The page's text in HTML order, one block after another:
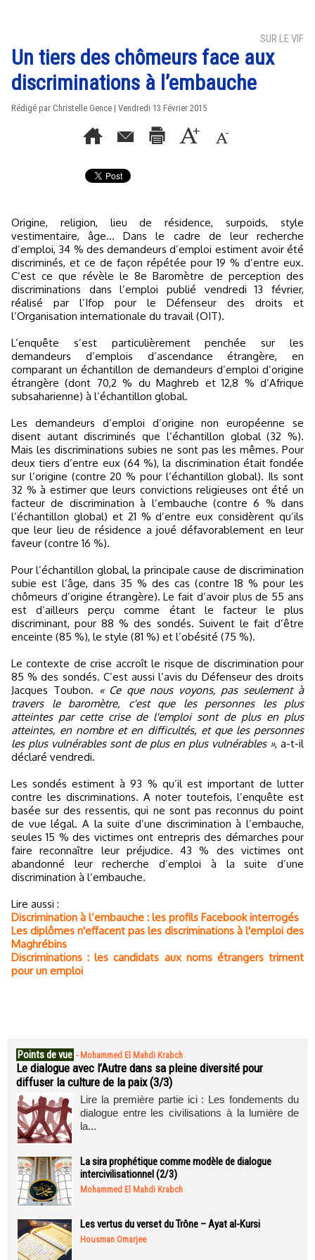
SUR LE VIF
Un tiers des chômeurs face aux
discriminations à l’embauche
Rédigé par Christelle Gence | Vendredi 13 Février 2015
Origine, religion, lieu de résidence, surpoids, style
vestimentaire, âge… Dans le cadre de leur recherche
d’emploi, 34 % des demandeurs d’emploi estiment avoir été
discriminés, et ce de façon répétée pour 19 % d’entre eux.
C’est ce que révèle le 8e Baromètre de perception des
discriminations dans l’emploi publié vendredi 13 février,
réalisé par l’Ifop pour le Défenseur des droits et
l’Organisation internationale du travail (OIT).
L’enquête s’est particulièrement penchée sur les
demandeurs d’emplois d’ascendance étrangère, en
comparant un échantillon de demandeurs d’emploi d’origine
étrangère (dont 70,2 % du Maghreb et 12,8 % d’Afrique
subsaharienne) à l’échantillon global.
Les demandeurs d’emploi d’origine non européenne se
disent autant discriminés que l’échantillon global (32 %).
Mais les discriminations subies ne sont pas les mêmes. Pour
deux tiers d’entre eux (64 %), la discrimination était fondée
sur l’origine (contre 20 % pour l’échantillon global). Ils sont
32 % à estimer que leurs convictions religieuses ont été un
facteur de discrimination à l’embauche (contre 6 % dans
l’échantillon global) et 21 % d’entre eux considèrent qu’ils
que leur lieu de résidence a joué défavorablement en leur
faveur (contre 16 %).
Pour l’échantillon global, la principale cause de discrimination
subie est l’âge, dans 35 % des cas (contre 18 % pour les
chômeurs d’origine étrangère). Le fait d’avoir plus de 55 ans
est d’ailleurs perçu comme étant le facteur le plus
discriminant, pour 88 % des sondés. Suivent le fait d’être
enceinte (85 %), le style (81 %) et l’obésité (75 %).
Le contexte de crise accroît le risque de discrimination pour
85 % des sondés. C’est aussi l’avis du Défenseur des droits
Jacques Toubon. « Ce que nous voyons, pas seulement à
travers le baromètre, c'est que les personnes les plus
atteintes par cette crise de l'emploi sont de plus en plus
atteintes, en nombre et en difficultés, et que les personnes
les plus vulnérables sont de plus en plus vulnérables », a-t-il
déclaré vendredi.
Les sondés estiment à 93 % qu’il est important de lutter
contre les discriminations. A noter toutefois, l’enquête est
basée sur des ressentis, qui ne sont pas reconnus du point
de vue légal. A la suite d’une discrimination à l’embauche,
seules 15 % des victimes ont entrepris des démarches pour
faire reconnaître leur préjudice. 43 % des victimes ont
abandonné leur recherche d’emploi à la suite d’une
discrimination à l’embauche.
Lire aussi :
Discrimination à l’embauche : les profils Facebook interrogés
Les diplômes n'effacent pas les discriminations à l'emploi des
Maghrébins
Discriminations : les candidats aux noms étrangers triment
pour un emploi
Points de vue - Mohammed El Mahdi Krabch
Le dialogue avec l’Autre dans sa pleine diversité pour
diffuser la culture de la paix (3/3)
Lire la première partie ici : Les fondements du
dialogue entre les civilisations à la lumière de
la...
La sira prophétique comme modèle de dialogue
intercivilisationnel (2/3)
Mohammed El Mahdi Krabch
Les vertus du verset du Trône – Ayat al-Kursi
Housman Omarjee